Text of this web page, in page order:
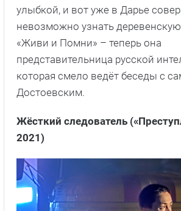
улыбкой, и вот уже в Дарье
невозможно узнать
«Живи и Помни» – теперь она
представительница русской
которая смело ведёт беседы с
Достоевским.
Жёсткий следователь
2021)